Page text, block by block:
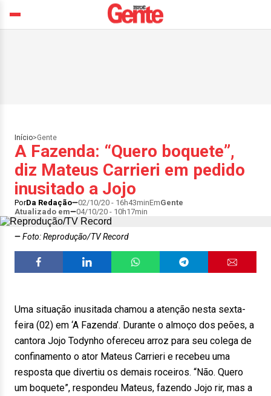
Início>Gente
A Fazenda: “Quero boquete”,
diz Mateus Carrieri em pedido
inusitado a Jojo
PorDa Redação 02/10/20 - 16h43minEmGente
Atualizado em
04/10/20 - 10h17min
Foto: Reprodução/TV Record
Uma situação inusitada chamou a atenção nesta sexta-
feira (02) em ‘A Fazenda’. Durante o almoço dos peões, a
cantora Jojo Todynho ofereceu arroz para seu colega de
confinamento o ator Mateus Carrieri e recebeu uma
resposta que divertiu os demais roceiros. “Não. Quero
um boquete”, respondeu Mateus, fazendo Jojo rir, mas a